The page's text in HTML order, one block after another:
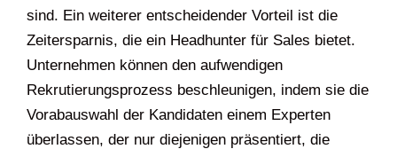
sind. Ein weiterer entscheidender Vorteil ist die
Zeitersparnis, die ein Headhunter für Sales bietet.
Unternehmen können den aufwendigen
Rekrutierungsprozess beschleunigen, indem sie die
Vorabauswahl der Kandidaten einem Experten
überlassen, der nur diejenigen präsentiert, die